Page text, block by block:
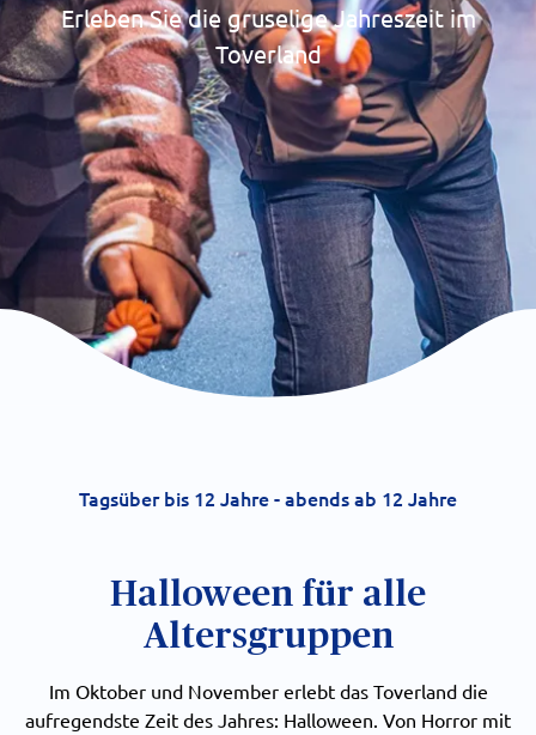
Erleben Sie die gruselige Jahreszeit im
Toverland
Tagsüber bis 12 Jahre - abends ab 12 Jahre
Halloween für alle
Altersgruppen
Im Oktober und November erlebt das Toverland die
aufregendste Zeit des Jahres: Halloween. Von Horror mit